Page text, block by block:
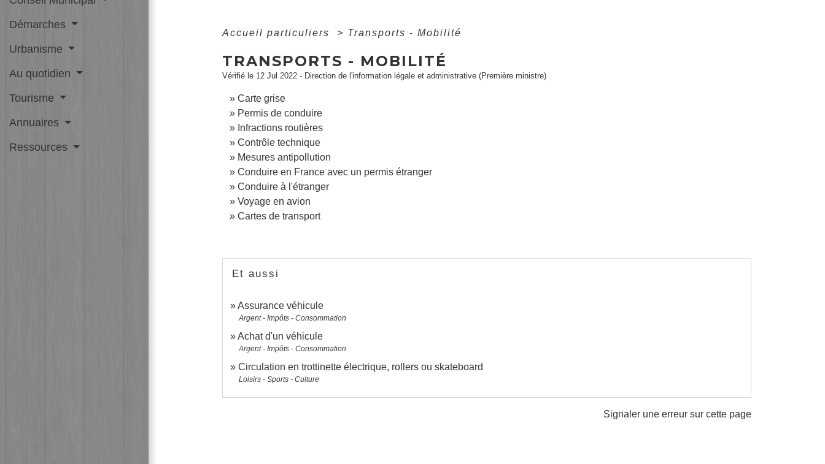
Démarches
Urbanisme
Au quotidien
Tourisme
Annuaires
Ressources
Accueil particuliers > Transports - Mobilité
TRANSPORTS - MOBILITÉ
Vérifié le 12 Jul 2022 - Direction de l'information légale et administrative (Première ministre)
Carte grise
Permis de conduire
Infractions routières
Contrôle technique
Mesures antipollution
Conduire en France avec un permis étranger
Conduire à l'étranger
Voyage en avion
Cartes de transport
Et aussi
Assurance véhicule
Argent - Impôts - Consommation
Achat d'un véhicule
Argent - Impôts - Consommation
Circulation en trottinette électrique, rollers ou skateboard
Loisirs - Sports - Culture
Signaler une erreur sur cette page